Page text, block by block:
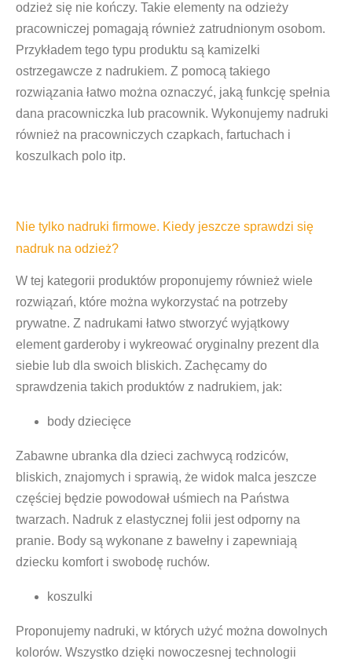
odzież się nie kończy. Takie elementy na odzieży
pracowniczej pomagają również zatrudnionym osobom.
Przykładem tego typu produktu są kamizelki
ostrzegawcze z nadrukiem. Z pomocą takiego
rozwiązania łatwo można oznaczyć, jaką funkcję spełnia
dana pracowniczka lub pracownik. Wykonujemy nadruki
również na pracowniczych czapkach, fartuchach i
koszulkach polo itp.
Nie tylko nadruki firmowe. Kiedy jeszcze sprawdzi się
nadruk na odzież?
W tej kategorii produktów proponujemy również wiele
rozwiązań, które można wykorzystać na potrzeby
prywatne. Z nadrukami łatwo stworzyć wyjątkowy
element garderoby i wykreować oryginalny prezent dla
siebie lub dla swoich bliskich. Zachęcamy do
sprawdzenia takich produktów z nadrukiem, jak:
body dziecięce
Zabawne ubranka dla dzieci zachwycą rodziców,
bliskich, znajomych i sprawią, że widok malca jeszcze
częściej będzie powodował uśmiech na Państwa
twarzach. Nadruk z elastycznej folii jest odporny na
pranie. Body są wykonane z bawełny i zapewniają
dziecku komfort i swobodę ruchów.
koszulki
Proponujemy nadruki, w których użyć można dowolnych
kolorów. Wszystko dzięki nowoczesnej technologii